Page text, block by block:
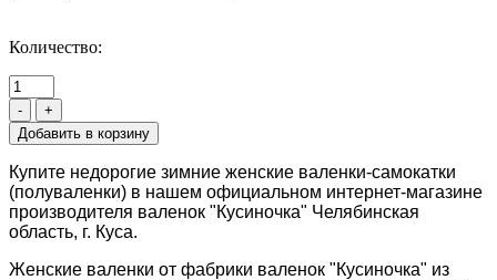
Количество:
- +
Купите недорогие зимние женские валенки-самокатки
(полуваленки) в нашем официальном интернет-магазине
производителя валенок "Кусиночка" Челябинская
область, г. Куса.
Женские валенки от фабрики валенок "Кусиночка" из